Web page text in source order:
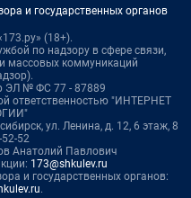
и государственных органов
(18+).
по надзору в сфере связи,
массовых коммуникаций
ЭЛ № ФС 77 - 87889
ответственностью "ИНТЕРНЕТ
ул. Ленина, д. 12, 6 этаж, 8
52
Анатолий Павлович
173@shkulev.ru
и государственных органов:
.